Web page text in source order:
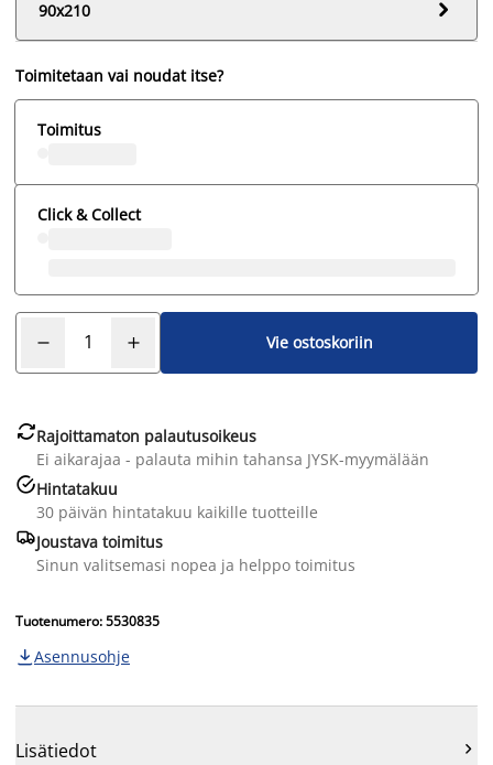
90x210

Toimitetaan vai noudat itse?
Toimitus
Click & Collect
Vie ostoskoriin
Rajoittamaton palautusoikeus
Ei aikarajaa - palauta mihin tahansa JYSK-myymälään
Hintatakuu
30 päivän hintatakuu kaikille tuotteille
Joustava toimitus
Sinun valitsemasi nopea ja helppo toimitus
Tuotenumero: 5530835
 Asennusohje
Lisätiedot 